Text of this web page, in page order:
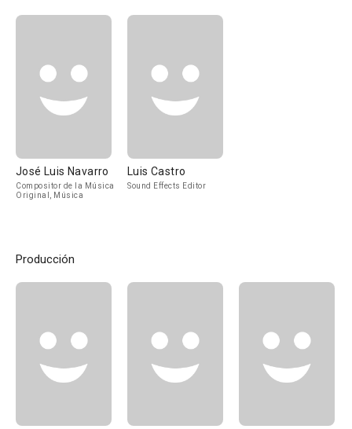
José Luis Navarro
Compositor de la Música
Original, Música
Luis Castro
Sound Effects Editor
Producción